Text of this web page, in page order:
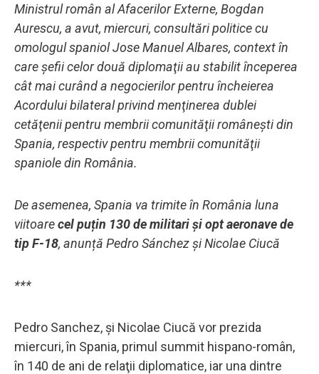
Ministrul român al Afacerilor Externe, Bogdan
Aurescu, a avut, miercuri, consultări politice cu
omologul spaniol Jose Manuel Albares, context în
care şefii celor două diplomaţii au stabilit începerea
cât mai curând a negocierilor pentru încheierea
Acordului bilateral privind menţinerea dublei
cetăţenii pentru membrii comunităţii româneşti din
Spania, respectiv pentru membrii comunităţii
spaniole din România.
De asemenea, Spania va trimite în România luna
viitoarecel puțin 130 de militari și opt aeronave de
tip F-18, anunță Pedro Sánchez și Nicolae Ciucă
***
Pedro Sanchez, şi Nicolae Ciucă vor prezida
miercuri, în Spania, primul summit hispano-român,
în 140 de ani de relaţii diplomatice, iar una dintre